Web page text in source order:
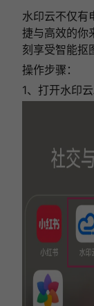
水印云不仅有
捷与高效的你
刻享受智能抠
操作步骤：
1、打开水印